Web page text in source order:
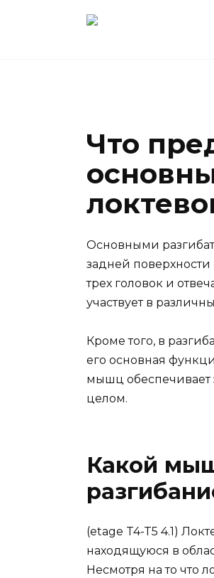
Что
Основными
задней
трех головок и
участвует в
Кроме того, в
его основная
мышц обеспечивает
целом.
Какой
(etage T4-T5 4.1)
находящуюся в
Несмотря на то что